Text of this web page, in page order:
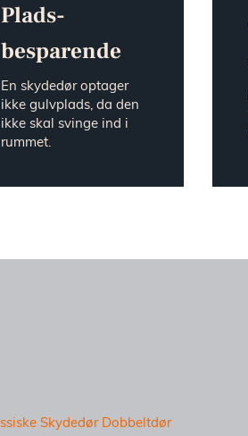
Plads­
besparende
En skydedør optager
ikke gulvplads, da den
ikke skal svinge ind i
rummet.